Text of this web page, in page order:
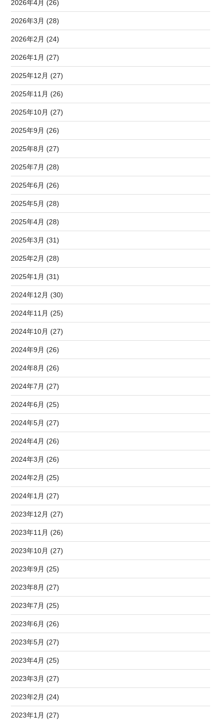
2026年4月 (26)
2026年3月 (28)
2026年2月 (24)
2026年1月 (27)
2025年12月 (27)
2025年11月 (26)
2025年10月 (27)
2025年9月 (26)
2025年8月 (27)
2025年7月 (28)
2025年6月 (26)
2025年5月 (28)
2025年4月 (28)
2025年3月 (31)
2025年2月 (28)
2025年1月 (31)
2024年12月 (30)
2024年11月 (25)
2024年10月 (27)
2024年9月 (26)
2024年8月 (26)
2024年7月 (27)
2024年6月 (25)
2024年5月 (27)
2024年4月 (26)
2024年3月 (26)
2024年2月 (25)
2024年1月 (27)
2023年12月 (27)
2023年11月 (26)
2023年10月 (27)
2023年9月 (25)
2023年8月 (27)
2023年7月 (25)
2023年6月 (26)
2023年5月 (27)
2023年4月 (25)
2023年3月 (27)
2023年2月 (24)
2023年1月 (27)